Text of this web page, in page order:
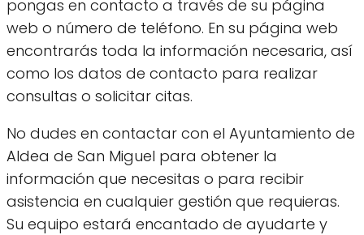
pongas en contacto a través de su página
web o número de teléfono. En su página web
encontrarás toda la información necesaria, así
como los datos de contacto para realizar
consultas o solicitar citas.
No dudes en contactar con el Ayuntamiento de
Aldea de San Miguel para obtener la
información que necesitas o para recibir
asistencia en cualquier gestión que requieras.
Su equipo estará encantado de ayudarte y